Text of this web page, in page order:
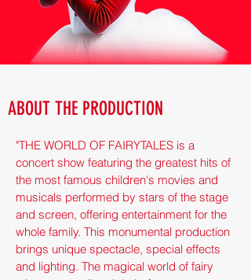
ABOUT THE PRODUCTION
"THE WORLD OF FAIRYTALES is a
concert show featuring the greatest hits of
the most famous children's movies and
musicals performed by stars of the stage
and screen, offering entertainment for the
whole family. This monumental production
brings unique spectacle, special effects
and lighting. The magical world of fairy